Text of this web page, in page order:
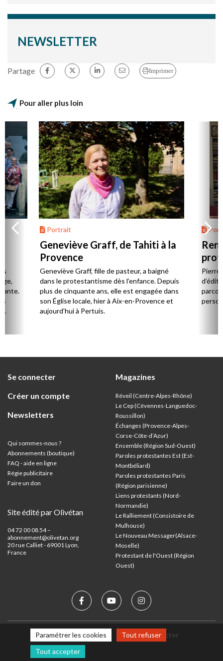
NEWSLETTER
Partage Imprimer
Pour aller plus loin
Portrait
Geneviève Graff, de Tahiti à la
Provence
Geneviève Graff, fille de pasteur, a baigné
dans le protestantisme dès l’enfance. Depuis
plus de cinquante ans, elle est engagée dans
son Église locale, hier à Aix-en-Provence et
aujourd’hui à Pertuis.
Se connecter
Créer un compte
Newsletters
Qui sommes-nous ?
Abonnements (boutique)
FAQ - aide en ligne
Régie publicitaire
Faire un don
Site édité par Olivétan
04 72 00 08 54 –
abonnement@olivetan.org
20 rue Calliet - 69001 Lyon,
France
Magazines
Réveil (Centre-Alpes-Rhône)
Le Cep (Cévennes-Languedoc-
Roussillon)
Échanges (Provence-Alpes-
Corse-Côte-d’Azur)
Ensemble (Région Sud-Ouest)
Paroles protestantes Est (Est-
Montbéliard)
Paroles protestantes Paris
(Région parisienne)
Liens protestants (Nord-
Normandie)
Le Ralliement (Consistoire de
Mulhouse)
Le Nouveau Messager(Alsace-
Moselle)
Protestant de l'Ouest (Région
Ouest)
Mentions légales Nous contacter
Paramétrer les cookies
Tout refuser
Tout accepter